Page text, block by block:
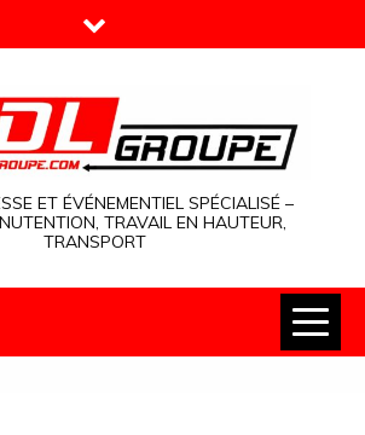
ET ÉVÉNEMENTIEL SPÉCIALISÉ –
TRAVAIL EN HAUTEUR,
TRANSPORT